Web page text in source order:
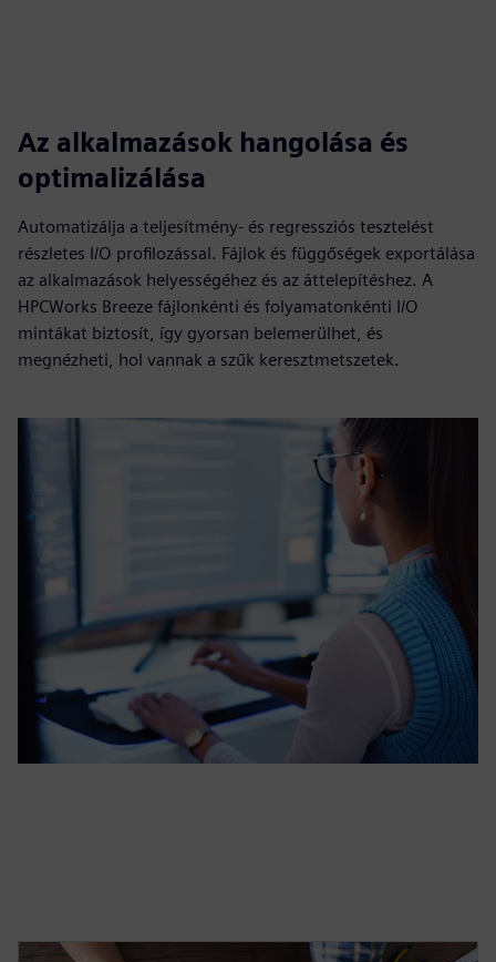
Az alkalmazások hangolása és
optimalizálása
Automatizálja a teljesítmény- és regressziós tesztelést
részletes I/O profilozással. Fájlok és függőségek exportálása
az alkalmazások helyességéhez és az áttelepítéshez. A
HPCWorks Breeze fájlonkénti és folyamatonkénti I/O
mintákat biztosít, így gyorsan belemerülhet, és
megnézheti, hol vannak a szűk keresztmetszetek.